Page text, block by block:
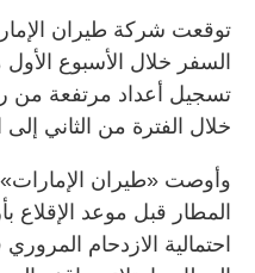
توقعت شركة طيران
تسجيل أعداد مرتفعة من
خلال الفترة من الثاني
وأوصت «طيران
المطار قبل موعد الإقلاع
احتمالية الازدحام